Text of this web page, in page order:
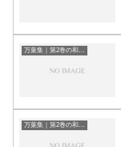
万葉集｜第2巻の和歌一覧
万葉集｜第2巻の和歌一覧